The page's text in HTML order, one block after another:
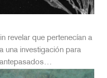
revelar que pertenecían a
una investigación para